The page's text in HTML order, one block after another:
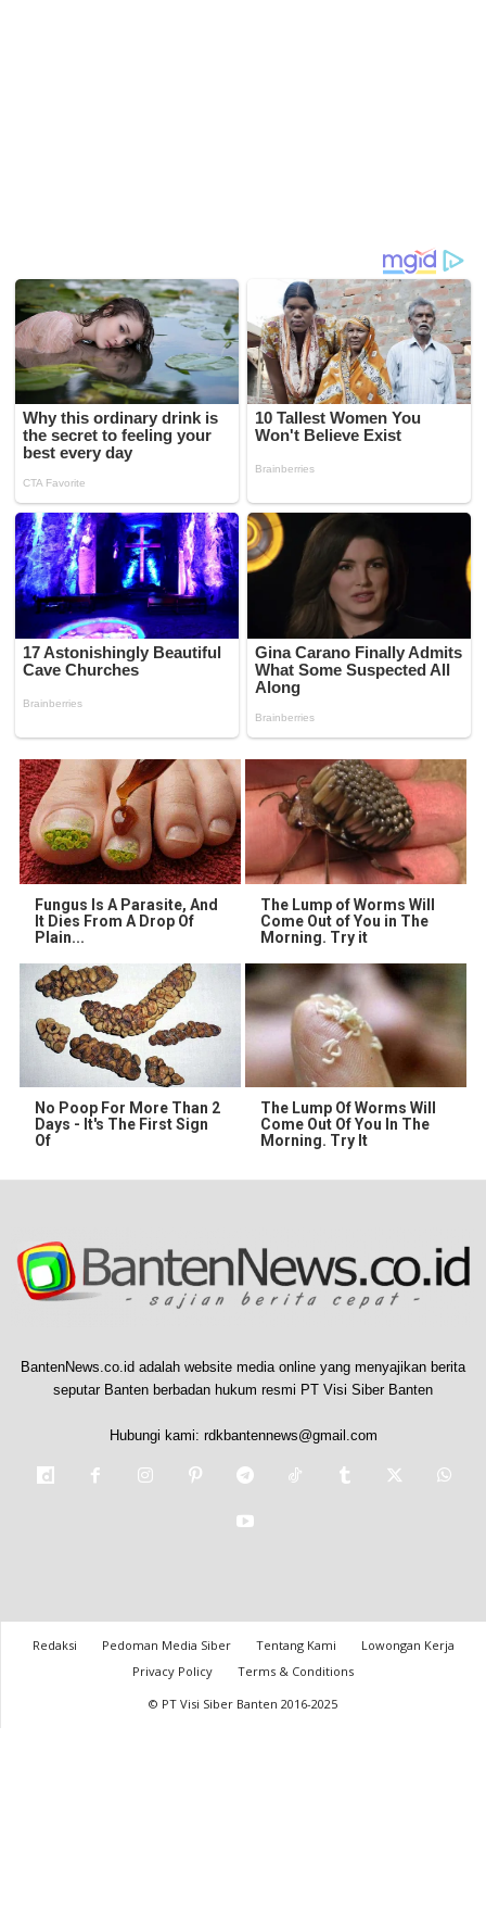
Fungus Is A Parasite, And
It Dies From A Drop Of
Plain...
The Lump of Worms Will
Come Out of You in The
Morning. Try it
No Poop For More Than 2
Days - It's The First Sign
Of
The Lump Of Worms Will
Come Out Of You In The
Morning. Try It
BantenNews.co.id adalah website media online yang menyajikan berita
seputar Banten berbadan hukum resmi PT Visi Siber Banten
Hubungi kami: rdkbantennews@gmail.com
Redaksi Pedoman Media Siber Tentang Kami
Lowongan Kerja
Privacy Policy
Terms & Conditions
© PT Visi Siber Banten 2016-2025